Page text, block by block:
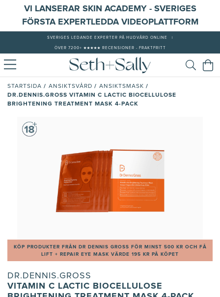
VI LANSERAR SKIN ACADEMY - SVERIGES
FÖRSTA EXPERTLEDDA VIDEOPLATTFORM
SVERIGES LEDANDE EXPERTER PÅ HUDVÅRD ONLINE
ÖVER 7200+ ★★★★★ RECENSIONER - FRAKTFRITT
STARTSIDA / ANSIKTSVÅRD / ANSIKTSMASK /
DR.DENNIS.GROSS VITAMIN C LACTIC BIOCELLULOSE
BRIGHTENING TREATMENT MASK 4-PACK
KÖP PRODUKTER FRÅN DR DENNIS GROSS FÖR MINST 500 KR OCH FÅ
LIFT + REPAIR EYE MASK VÄRDE 195 KR PÅ KÖPET
DR.DENNIS.GROSS
VITAMIN C LACTIC BIOCELLULOSE